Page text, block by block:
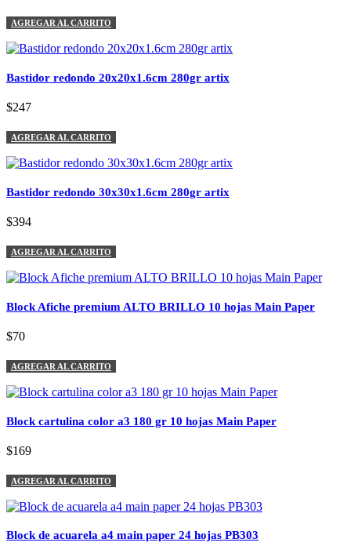
AGREGAR AL CARRITO
Bastidor redondo 20x20x1.6cm 280gr artix
$247
AGREGAR AL CARRITO
Bastidor redondo 30x30x1.6cm 280gr artix
$394
AGREGAR AL CARRITO
Block Afiche premium ALTO BRILLO 10 hojas Main Paper
$70
AGREGAR AL CARRITO
Block cartulina color a3 180 gr 10 hojas Main Paper
$169
AGREGAR AL CARRITO
Block de acuarela a4 main paper 24 hojas PB303